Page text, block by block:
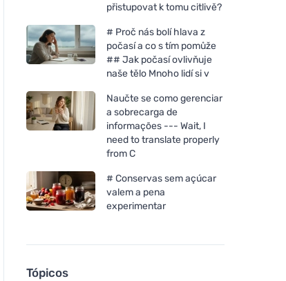
přistupovat k tomu citlivě?
# Proč nás bolí hlava z
počasí a co s tím pomůže
## Jak počasí ovlivňuje
naše tělo Mnoho lidí si v
Naučte se como gerenciar
a sobrecarga de
informações --- Wait, I
need to translate properly
from C
# Conservas sem açúcar
valem a pena
experimentar
Tópicos